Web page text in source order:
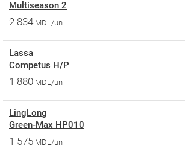
Multiseason 2
2 834 MDL/un
Lassa
Competus H/P
1 880 MDL/un
LingLong
Green-Max HP010
1 575 MDL/un